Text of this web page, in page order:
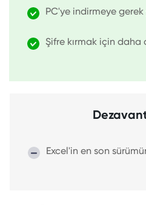
PC'ye indirmeye
Şifre kırmak için
Excel'in en son